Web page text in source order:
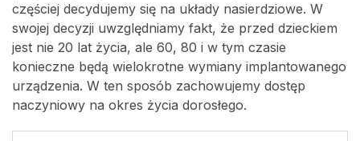
częściej decydujemy się na układy nasierdziowe. W
swojej decyzji uwzględniamy fakt, że przed dzieckiem
jest nie 20 lat życia, ale 60, 80 i w tym czasie
konieczne będą wielokrotne wymiany implantowanego
urządzenia. W ten sposób zachowujemy dostęp
naczyniowy na okres życia dorosłego.